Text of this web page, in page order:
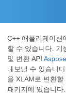
C++ 애플리케이션
할 수 있습니다. 기
및 변환 API
내보낼 수 있습니
을 XLAM로 변환
패키지에 있습니다.